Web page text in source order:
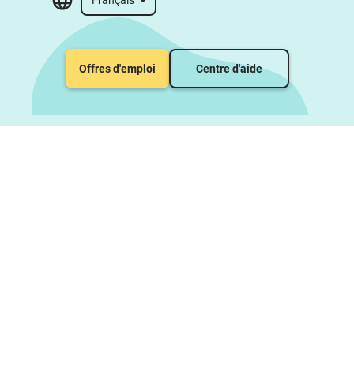
Offres d'emploi Centre d'aide